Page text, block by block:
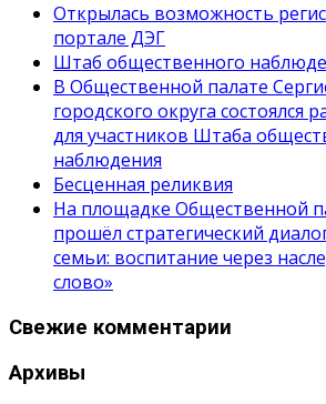
Открылась возможность
портале ДЭГ
Штаб общественного
В Общественной палате
городского округа состоялся
для участников Штаба
наблюдения
Бесценная реликвия
На площадке Общественной
прошёл стратегический
семьи: воспитание через
слово»
Свежие комментарии
Архивы